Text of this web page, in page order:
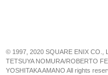
© 1997, 2020 SQUARE ENIX CO.,
TETSUYA NOMURA/ROBERTO
YOSHITAKA AMANO All rights